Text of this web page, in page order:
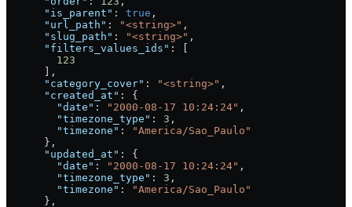
      "is_parent"
: true ,
      "url_path"
: "<string>" ,
      "slug_path"
: "<string>" ,
      "filters_values_ids"
: [
        123
      ],
      "category_cover"
: "<string>" ,
      "created_at"
: {
        "date"
: "2000-08-17 10:24:24" ,
        "timezone_type"
: 3 ,
        "timezone"
:
"America/Sao_Paulo"
      },
      "updated_at"
: {
        "date"
: "2000-08-17 10:24:24" ,
        "timezone_type"
: 3 ,
        "timezone"
:
"America/Sao_Paulo"
      },